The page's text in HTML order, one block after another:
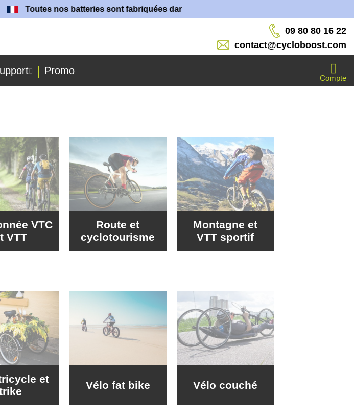
nos batteries sont fabriquées dans nos ateliers !
09 80 80 16 22
contact@cycloboost.com
Compte
Promo
VTC
VTT
Route et
cyclotourisme
Montagne et
VTT sportif
et
Vélo fat bike Vélo couché